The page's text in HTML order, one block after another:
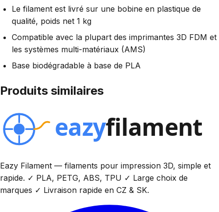
Le filament est livré sur une bobine en plastique de
qualité, poids net 1 kg
Compatible avec la plupart des imprimantes 3D FDM et
les systèmes multi-matériaux (AMS)
Base biodégradable à base de PLA
Produits similaires
Eazy Filament — filaments pour impression 3D, simple et
rapide. ✓ PLA, PETG, ABS, TPU ✓ Large choix de
marques ✓ Livraison rapide en CZ & SK.